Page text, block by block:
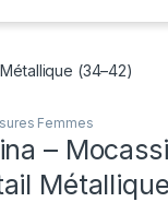
(34–42)
Femmes
–